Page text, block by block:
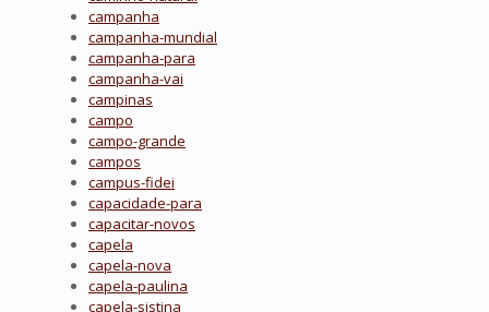
campanha
campanha-mundial
campanha-para
campanha-vai
campinas
campo
campo-grande
campos
campus-fidei
capacidade-para
capacitar-novos
capela
capela-nova
capela-paulina
capela-sistina